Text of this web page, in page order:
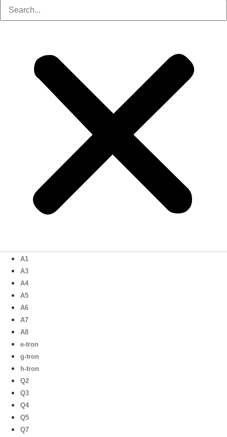
A1
A3
A4
A5
A6
A7
A8
e-tron
g-tron
h-tron
Q2
Q3
Q4
Q5
Q7